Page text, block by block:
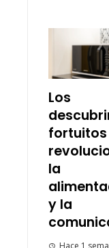
Los
fortuitos
la
y la